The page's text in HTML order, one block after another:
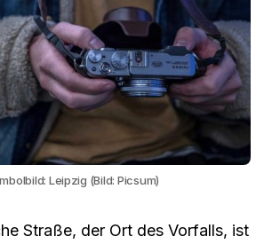
Leipzig (Bild: Picsum)
Straße, der Ort des Vorfalls, ist